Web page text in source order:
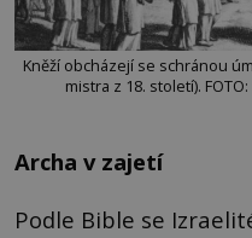
Kněží obcházejí se schránou
mistra z 18. století).
Archa v zajetí
Podle Bible se